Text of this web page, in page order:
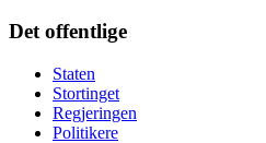
Det offentlige
Staten
Stortinget
Regjeringen
Politikere